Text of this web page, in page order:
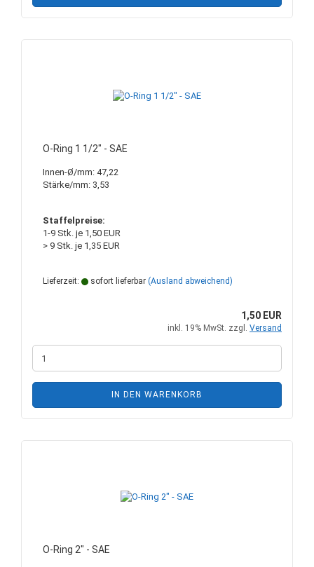
O-Ring 1 1/2" - SAE
Innen-Ø/mm: 47,22
Stärke/mm: 3,53
Staffelpreise:
1-9 Stk. je 1,50 EUR
> 9 Stk. je 1,35 EUR
Lieferzeit: sofort lieferbar (Ausland abweichend)
1,50 EUR
inkl. 19% MwSt. zzgl. Versand
IN DEN WARENKORB
O-Ring 2" - SAE